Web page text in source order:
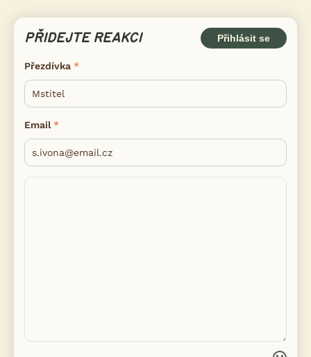
PŘIDEJTE REAKCI Přihlásit se
Přezdívka
Email